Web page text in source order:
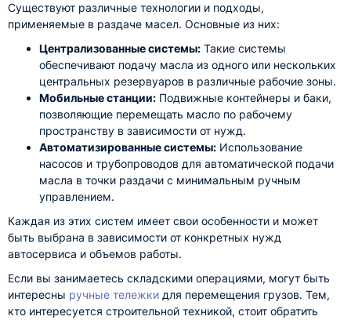
Существуют различные технологии и подходы,
применяемые в раздаче масел. Основные из них:
Централизованные системы: Такие системы
обеспечивают подачу масла из одного или нескольких
центральных резервуаров в различные рабочие зоны.
Мобильные станции: Подвижные контейнеры и баки,
позволяющие перемещать масло по рабочему
пространству в зависимости от нужд.
Автоматизированные системы: Использование
насосов и трубопроводов для автоматической подачи
масла в точки раздачи с минимальным ручным
управлением.
Каждая из этих систем имеет свои особенности и может
быть выбрана в зависимости от конкретных нужд
автосервиса и объемов работы.
Если вы занимаетесь складскими операциями, могут быть
интересны ручные тележки для перемещения грузов. Тем,
кто интересуется строительной техникой, стоит обратить